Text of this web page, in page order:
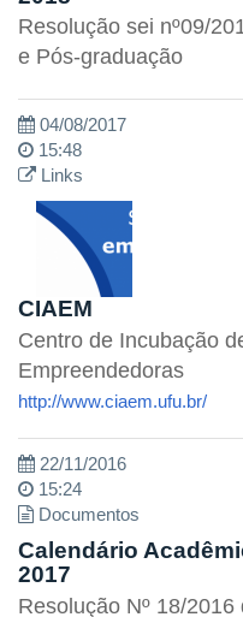
Resolução sei nº09/
e Pós-graduação
04/08/2017
15:48
Links
CIAEM
Centro de Incubação
Empreendedoras
http://www.ciaem.ufu.br/
22/11/2016
15:24
Documentos
Calendário
2017
Resolução Nº 18/